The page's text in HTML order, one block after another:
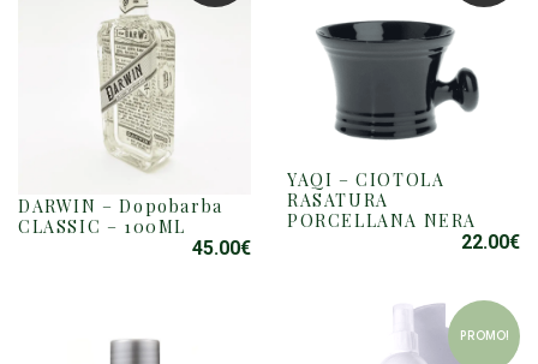
DARWIN – Dopobarba
CLASSIC – 100ML
45.00€
YAQI – CIOTOLA
RASATURA
PORCELLANA NERA
22.00€
PROMO!